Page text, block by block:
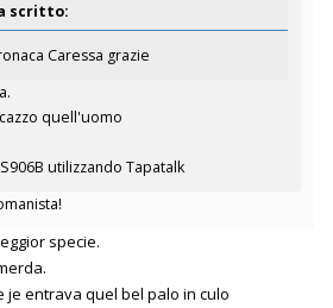
scritto:
Caressa grazie
quell'uomo
utilizzando Tapatalk
specie.
je entrava quel bel palo in culo